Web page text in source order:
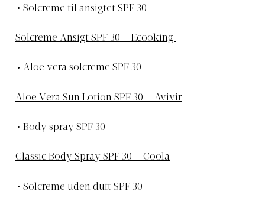
Solcreme til ansigtet SPF 30
Solcreme Ansigt SPF 30 – Ecooking
Aloe vera solcreme SPF 30
Aloe Vera Sun Lotion SPF 30 – Avivir
Body spray SPF 30
Classic Body Spray SPF 30 – Coola
Solcreme uden duft SPF 30